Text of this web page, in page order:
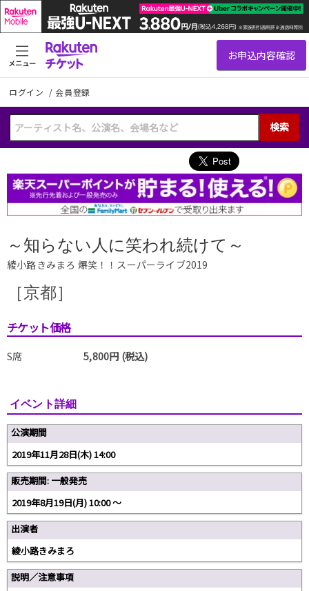
ログイン /会員登録
検索
メニュー
～知らない人に笑われ続けて～
綾小路きみまろ 爆笑！！スーパーライブ2019
［京都］
チケット価格
S席 5,800円 (税込)
イベント詳細
公演期間
2019年11月28日(木) 14:00
販売期間: 一般発売
2019年8月19日(月) 10:00 〜
出演者
綾小路きみまろ
説明／注意事項